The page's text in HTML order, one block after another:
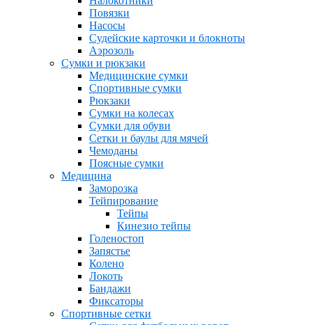
Повязки
Насосы
Судейские карточки и блокноты
Аэрозоль
Сумки и рюкзаки
Медицинские сумки
Спортивные сумки
Рюкзаки
Сумки на колесах
Сумки для обуви
Сетки и баулы для мячей
Чемоданы
Поясные сумки
Медицина
Заморозка
Тейпирование
Тейпы
Кинезио тейпы
Голеностоп
Запястье
Колено
Локоть
Бандажи
Фиксаторы
Спортивные сетки